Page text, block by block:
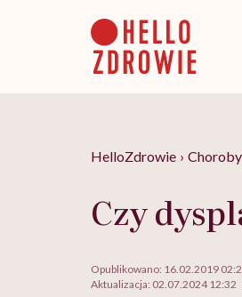
HelloZdrowie › Choroby
Czy
Opublikowano: 16.02.2019
Aktualizacja: 02.07.2024 12:32